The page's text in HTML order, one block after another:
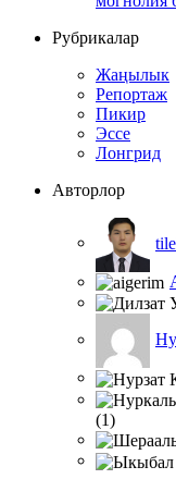
Рубрикалар
Жаңылык
Репортаж
Пикир
Эссе
Лонгрид
Авторлор
(1)